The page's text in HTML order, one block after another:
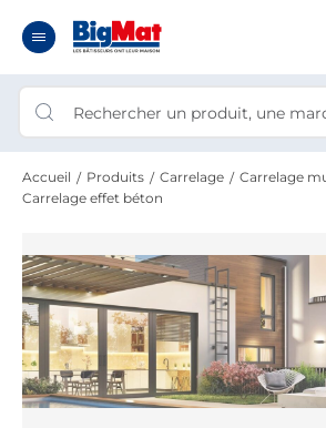
Accueil Produits Carrelage
Carrelage
Carrelage effet béton